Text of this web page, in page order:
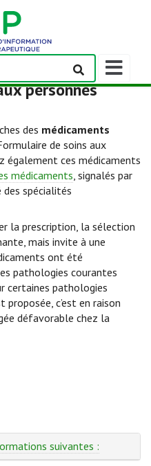
Afficher/
la
personnes
des médicaments
de soins aux
également ces médicaments
médicaments, signalés par
spécialités
la prescription, la sélection
mais invite à une
ont été
pathologies courantes
certaines pathologies
proposée, c’est en raison
défavorable chez la
suivantes :